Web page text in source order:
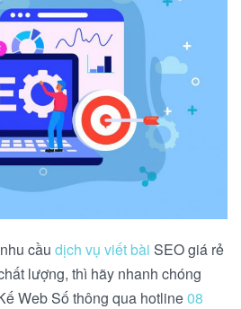
cầu dịch vụ viết bài SEO giá rẻ
lượng, thì hãy nhanh chóng
Web Số thông qua hotline08